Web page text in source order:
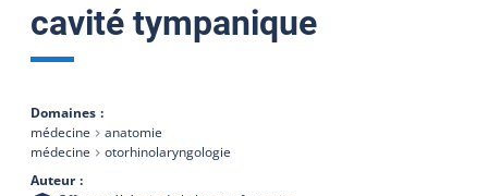
cavité tympanique
Domaines
médecine
anatomie
médecine
otorhinolaryngologie
Auteur